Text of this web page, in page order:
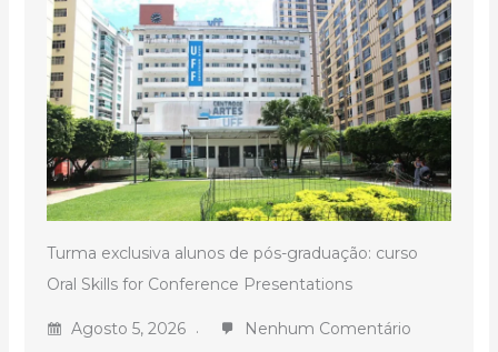
Turma exclusiva alunos de pós-graduação: curso
Oral Skills for Conference Presentations
Agosto 5, 2026 Nenhum Comentário